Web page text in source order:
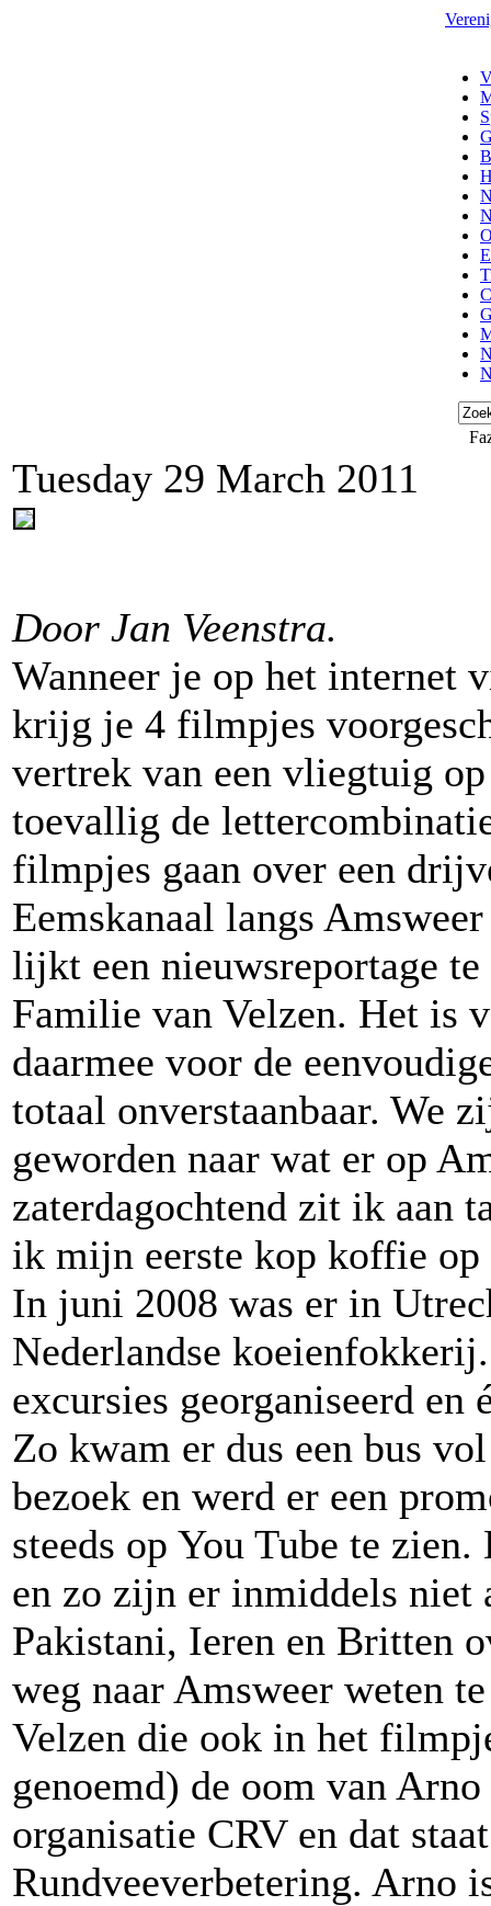
Tuesday 29 March 2011
Door Jan Veenstra.
Wanneer je op het internet
krijg je 4 filmpjes
vertrek van een vliegtuig
toevallig de
filmpjes gaan over een
Eemskanaal langs
lijkt een nieuwsreportage
Familie van Velzen. Het is
daarmee voor de
totaal onverstaanbaar. We
geworden naar wat er op
zaterdagochtend zit ik aan
ik mijn eerste kop koffie op
In juni 2008 was er in
Nederlandse
excursies georganiseerd en
Zo kwam er dus een bus
bezoek en werd er een
steeds op You Tube te
en zo zijn er inmiddels niet
Pakistani, Ieren en Britten
weg naar Amsweer weten
Velzen die ook in het
genoemd) de oom van
organisatie CRV en dat
Rundveeverbetering. Arno